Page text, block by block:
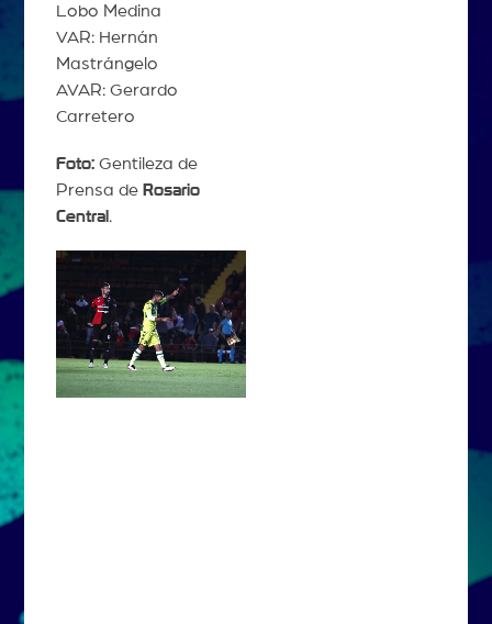
Lobo Medina
VAR: Hernán
Mastrángelo
AVAR: Gerardo
Carretero
Foto:Gentileza de
Prensa de Rosario
Central .